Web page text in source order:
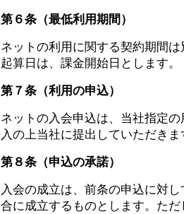
第６条（最低利用期間）
ネットの利用に関する契約期間
起算日は、課金開始日とします。
第７条（利用の申込）
ネットの入会申込は、当社指定
入の上当社に提出していただきま
第８条（申込の承諾）
入会の成立は、前条の申込に対
合に成立するものとします。た